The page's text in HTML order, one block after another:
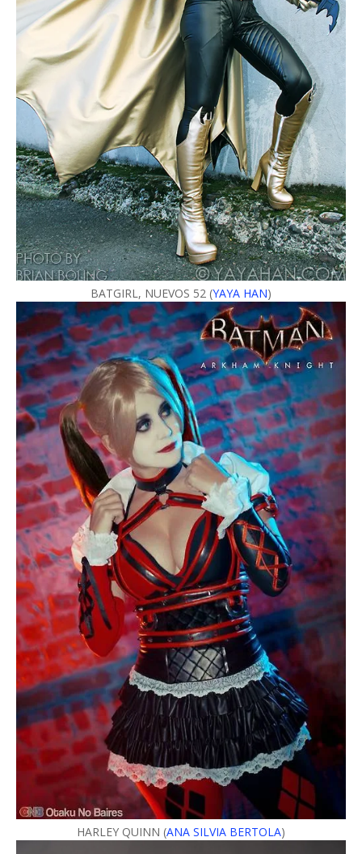
BATGIRL, NUEVOS 52 (YAYA HAN)
HARLEY QUINN (ANA SILVIA BERTOLA)